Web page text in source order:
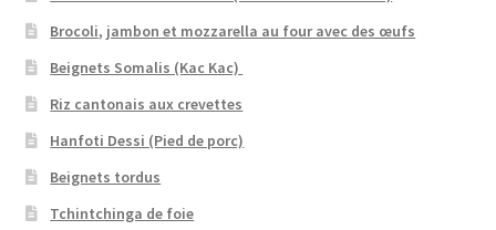
Brocoli, jambon et mozzarella au four avec des œufs
Beignets Somalis (Kac Kac)
Riz cantonais aux crevettes
Hanfoti Dessi (Pied de porc)
Beignets tordus
Tchintchinga de foie